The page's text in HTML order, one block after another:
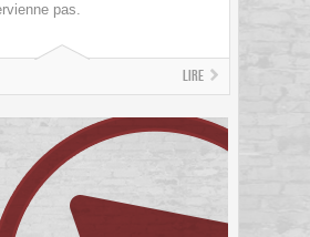
pas.
Lire